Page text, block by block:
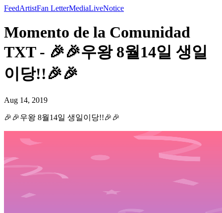
FeedArtistFan LetterMediaLiveNotice
Momento de la Comunidad
TXT - 🎉🎉우왕 8월14일 생일
이당!!🎉🎉
Aug 14, 2019
🎉🎉우왕 8월14일 생일이당!!🎉🎉